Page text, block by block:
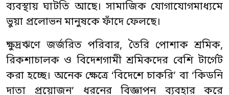
ব্যবস্থায় ঘাটতি আছে। সামাজিক যোগাযোগমাধ্যমে
ভুয়া প্রলোভন মানুষকে ফাঁদে ফেলছে।
ক্ষুদ্রঋণে জর্জরিত পরিবার, তৈরি পোশাক শ্রমিক,
রিকশাচালক ও বিদেশগামী শ্রমিকদের বেশি টার্গেট
করা হচ্ছে। অনেক ক্ষেত্রে ‘বিদেশে চাকরি’ বা ‘কিডনি
দাতা প্রয়োজন’ ধরনের বিজ্ঞাপন ব্যবহার করে